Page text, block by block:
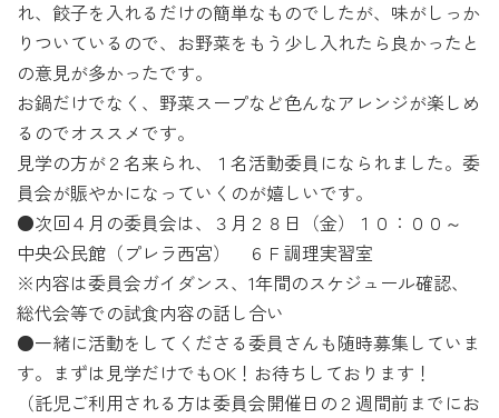
れ、餃子を入れるだけの簡単なものでしたが、味がしっか
りついているので、お野菜をもう少し入れたら良かったと
の意見が多かったです。
お鍋だけでなく、野菜スープなど色んなアレンジが楽しめ
るのでオススメです。
見学の方が２名来られ、１名活動委員になられました。委
員会が賑やかになっていくのが嬉しいです。
●次回４月の委員会は、３月２８日（金）１０：００～
中央公民館（プレラ西宮） ６Ｆ調理実習室
※内容は委員会ガイダンス、1年間のスケジュール確認、
総代会等での試食内容の話し合い
●一緒に活動をしてくださる委員さんも随時募集していま
す。まずは見学だけでもOK！お待ちしております！
（託児ご利用される方は委員会開催日の２週間前までにお